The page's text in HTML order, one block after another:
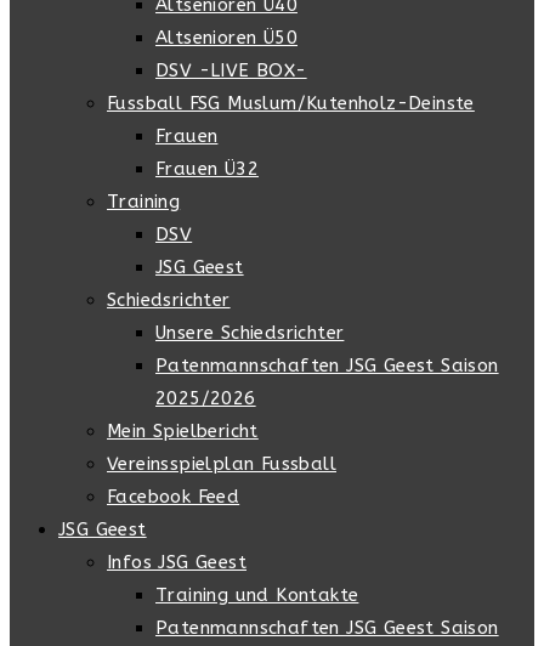
Altsenioren Ü40
Altsenioren Ü50
DSV -LIVE BOX-
Fussball FSG Muslum/Kutenholz-Deinste
Frauen
Frauen Ü32
Training
DSV
JSG Geest
Schiedsrichter
Unsere Schiedsrichter
Patenmannschaften JSG Geest Saison
2025/2026
Mein Spielbericht
Vereinsspielplan Fussball
Facebook Feed
JSG Geest
Infos JSG Geest
Training und Kontakte
Patenmannschaften JSG Geest Saison